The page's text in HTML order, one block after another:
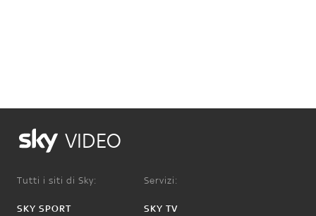
VIDEO
Tutti i siti di Sky:
SKY SPORT
Servizi:
SKY TV